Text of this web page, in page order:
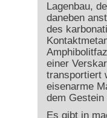
Lagenbau,
daneben
des
einer
transportiert
eisenarme
dem
Es gibt in